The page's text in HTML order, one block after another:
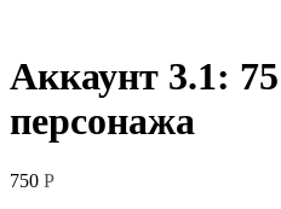
Аккаунт 3.1:
персонажа
750 Р